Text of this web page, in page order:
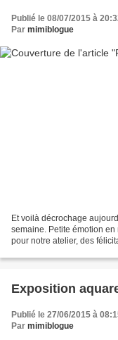
Publié le 08/07/2015 à
Par mimiblogue
Et voilà décrochage
semaine. Petite émotion
pour notre atelier, des
Exposition
Publié le 27/06/2015 à
Par mimiblogue